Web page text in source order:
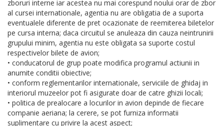
zboruri interne iar acestea nu mai corespund noului orar de zbor
al cursei internationale, agentia nu are obligatia de a suporta
eventualele diferente de pret ocazionate de reemiterea biletelor
pe cursa interna; daca circuitul se anuleaza din cauza neintrunirii
grupului minim, agentia nu este obligata sa suporte costul
respectivelor bilete de avion;
• conducatorul de grup poate modifica programul actiunii in
anumite conditii obiective;
• conform reglementarilor internationale, serviciile de ghidaj in
interiorul muzeelor pot fi asigurate doar de catre ghizii locali;
• politica de prealocare a locurilor in avion depinde de fiecare
companie aeriana; la cerere, se pot furniza informatii
suplimentare cu privire la acest aspect;